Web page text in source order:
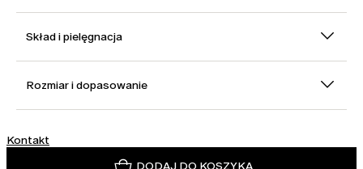
Skład i pielęgnacja
Rozmiar i dopasowanie
Kontakt